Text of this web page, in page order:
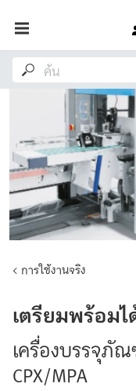
การใช้งานจริง
เตรียมพร้อมไ
เครื่องบรรจุภั
CPX/MPA